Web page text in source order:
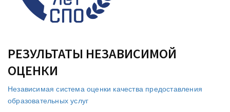
РЕЗУЛЬТАТЫ НЕЗАВИСИМОЙ
ОЦЕНКИ
Независимая система оценки качества предоставления
образовательных услуг